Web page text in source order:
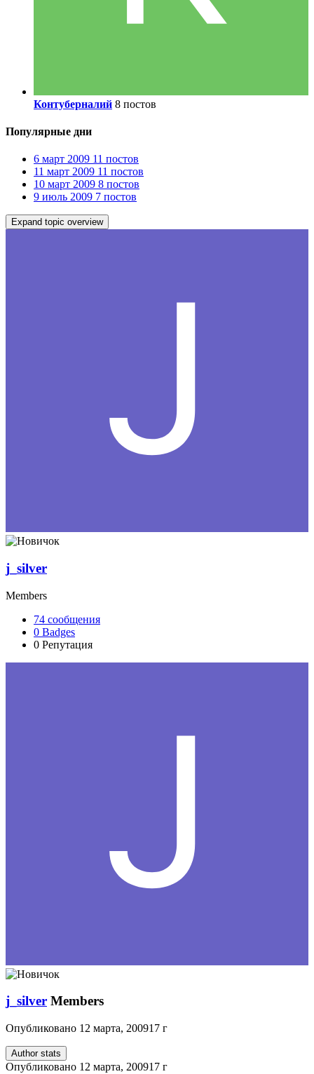
Контуберналий 8 постов
Популярные дни
6 март 2009 11 постов
11 март 2009 11 постов
10 март 2009 8 постов
9 июль 2009 7 постов
Expand topic overview
j_silver
Members
74 сообщения
0 Badges
0 Репутация
j_silver Members
Опубликовано 12 марта, 200917 г
Author stats
Опубликовано 12 марта, 200917 г